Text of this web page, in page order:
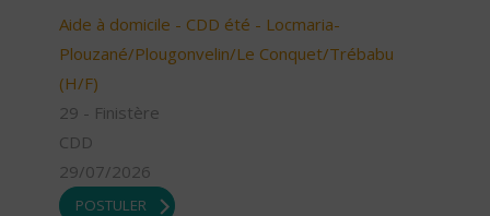
Aide à domicile - CDD été - Locmaria-
Plouzané/Plougonvelin/Le Conquet/Trébabu
(H/F)
29 - Finistère
CDD
29/07/2026
POSTULER